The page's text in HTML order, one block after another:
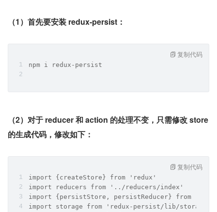
（1）首先要安装 redux-persist：
npm i redux-persist
复制代码
（2）对于 reducer 和 action 的处理不变，只需修改 store
的生成代码，修改如下：
import {createStore} from 'redux'
import reducers from '../reducers/index'
import {persistStore, persistReducer} from
import storage from 'redux-persist/lib/storage';
复制代码